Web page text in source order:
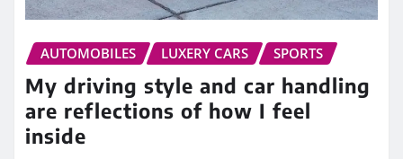
AUTOMOBILES LUXERY CARS SPORTS
My driving style and car handling
are reflections of how I feel
inside